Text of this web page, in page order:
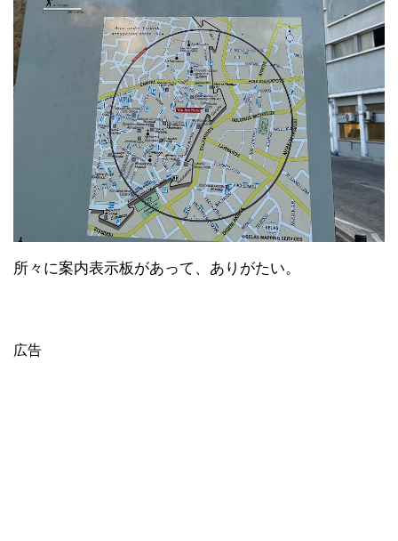
所々に案内表示板があって、ありがたい。
広告